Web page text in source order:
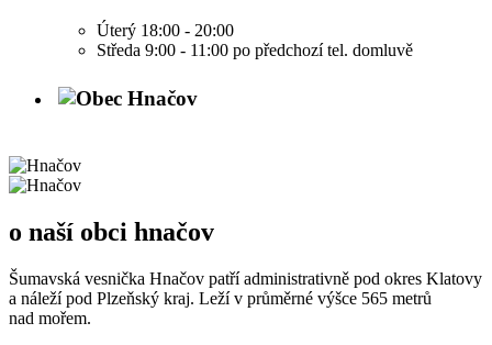
Úterý 18:00 - 20:00
Středa 9:00 - 11:00 po předchozí tel. domluvě
o naší obci hnačov
Šumavská vesnička Hnačov patří administrativně pod okres Klatovy
a náleží pod Plzeňský kraj. Leží v průměrné výšce 565 metrů
nad mořem.